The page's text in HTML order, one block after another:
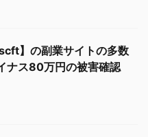
】の副業サイトの多数
ナス80万円の被害確認